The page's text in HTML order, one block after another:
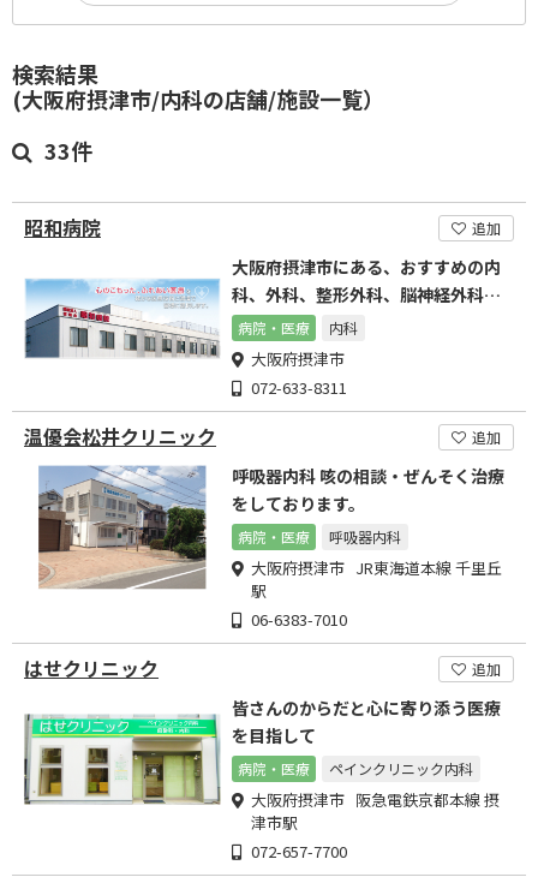
検索結果
(大阪府摂津市/内科の店舗/施設一覧）
33件
昭和病院 追加
大阪府摂津市にある、おすすめの内
科、外科、整形外科、脳神経外科で
す病院・医療 内科
大阪府摂津市
072-633-8311
温優会松井クリニック 追加
呼吸器内科 咳の相談・ぜんそく治療
をしております。
病院・医療 呼吸器内科
大阪府摂津市 JR東海道本線 千里丘
駅
06-6383-7010
はせクリニック 追加
皆さんのからだと心に寄り添う医療
を目指して
病院・医療 ペインクリニック内科
大阪府摂津市 阪急電鉄京都本線 摂
津市駅
072-657-7700